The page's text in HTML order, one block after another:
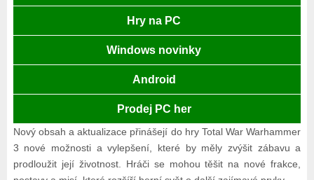
Hry na PC
Windows novinky
Android
Prodej PC her
Nový obsah a aktualizace přinášejí do hry Total War Warhammer
3 nové možnosti a vylepšení, které by měly zvýšit zábavu a
prodloužit její životnost. Hráči se mohou těšit na nové frakce,